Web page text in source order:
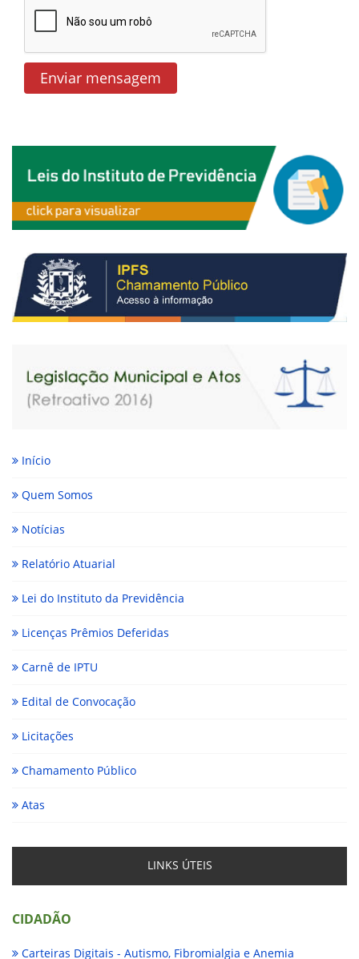
Enviar mensagem
Início
Quem Somos
Notícias
Relatório Atuarial
Lei do Instituto da Previdência
Licenças Prêmios Deferidas
Carnê de IPTU
Edital de Convocação
Licitações
Chamamento Público
Atas
LINKS ÚTEIS
CIDADÃO
Carteiras Digitais - Autismo, Fibromialgia e Anemia